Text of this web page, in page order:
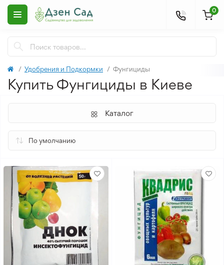
0
Удобрения и Подкормки Фунгициды
Купить Фунгициды в Киеве
Каталог